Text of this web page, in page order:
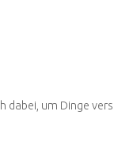
dabei, um Dinge